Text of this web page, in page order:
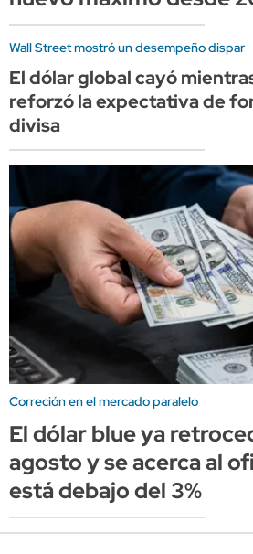
Wall Street mostró un desempeño dispar
El dólar global cayó
reforzó la expectativa de
divisa
Correción en el mercado paralelo
El dólar blue ya
agosto y se acerca al
está debajo del 3%